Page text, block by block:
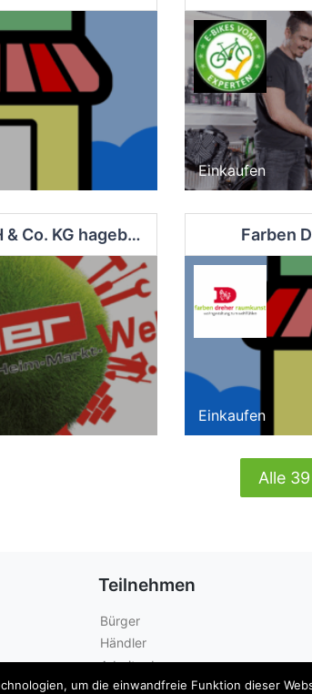
Einkaufen
Eugen Honer GmbH & Co. KG hagebau kompakt Farben
Einkaufen
Alle
Teilnehmen
Bürger
Händler
Arbeitgeber
Städte
um die einwandfreie Funktion dieser